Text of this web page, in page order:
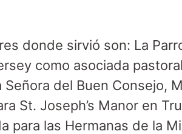
donde sirvió son: La
como asociada
del Buen Consejo,
St. Joseph’s Manor en
para las Hermanas de la